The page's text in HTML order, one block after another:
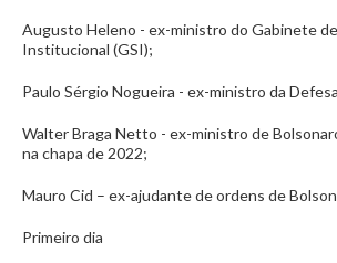
Augusto Heleno - ex-ministro do Gabinete
Institucional (GSI);
Paulo Sérgio Nogueira - ex-ministro da
Walter Braga Netto - ex-ministro de
na chapa de 2022;
Mauro Cid – ex-ajudante de ordens de
Primeiro dia